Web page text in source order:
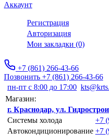
Аккаунт
Регистрация
Авторизация
Мои закладки (0)
+7 (861) 266-43-66
Позвонить +7 (861) 266-43-66
пн-пт с 8:00 до 17:00
Магазин:
г. Краснодар, ул.
Системы холода
+7
Автокондиционирование +7